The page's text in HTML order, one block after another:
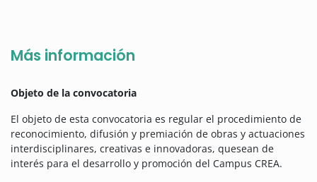
Más información
Objeto de la convocatoria
El objeto de esta convocatoria es regular el procedimiento de
reconocimiento, difusión y premiación de obras y actuaciones
interdisciplinares, creativas e innovadoras, quesean de
interés para el desarrollo y promoción del Campus CREA.